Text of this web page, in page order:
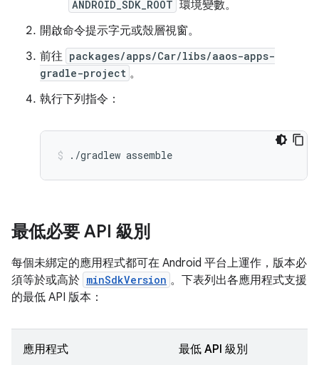
ANDROID_SDK_ROOT 環境變數。
開啟命令提示字元或殼層視窗。
前往 packages/apps/Car/libs/aaos-apps-
gradle-project 。
執行下列指令：
./gradlew assemble
最低必要 API 級別
每個未綁定的應用程式都可在 Android 平台上運作，版本必
須等於或高於 minSdkVersion 。下表列出各應用程式支援
的最低 API 版本：
應用程式 最低 API 級別